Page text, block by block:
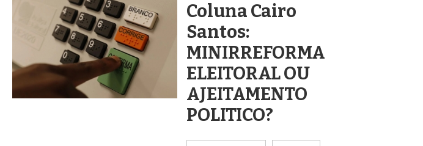
Coluna Cairo
Santos:
MINIRREFORMA
ELEITORAL OU
AJEITAMENTO
POLITICO?